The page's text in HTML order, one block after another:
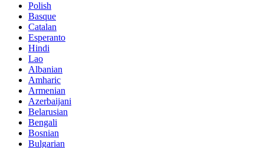
Polish
Basque
Catalan
Esperanto
Hindi
Lao
Albanian
Amharic
Armenian
Azerbaijani
Belarusian
Bengali
Bosnian
Bulgarian